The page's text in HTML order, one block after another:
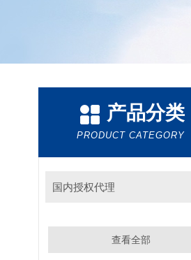
产品分类
PRODUCT CATEGORY
国内授权代理
查看全部